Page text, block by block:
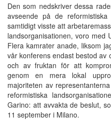
Den som nedskriver dessa
avseende på de
samtidigt visste att
landsorganisationen, voro med
Flera kamrater anade, liksom
vår konferens endast bestod av
och av fruktan för att
genom en mera lokal
majoriteten av
reformistiska
Garino: att avvakta de beslut,
11 september i Milano.